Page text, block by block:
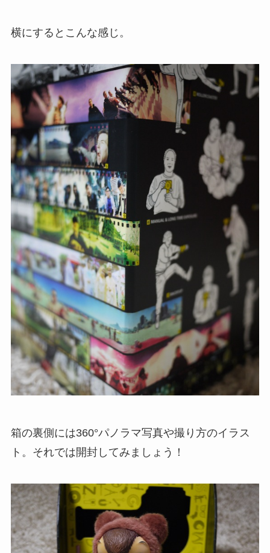
横にするとこんな感じ。
箱の裏側には360°パノラマ写真や撮り方のイラス
ト。それでは開封してみましょう！